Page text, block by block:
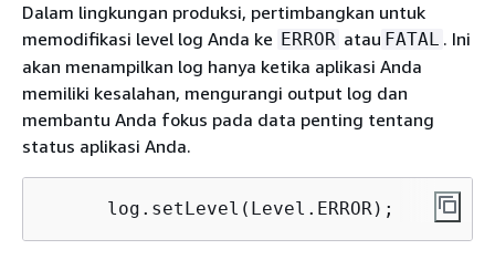
Dalam lingkungan produksi, pertimbangkan untuk
memodifikasi level log Anda ke ERROR atau FATAL . Ini
akan menampilkan log hanya ketika aplikasi Anda
memiliki kesalahan, mengurangi output log dan
membantu Anda fokus pada data penting tentang
status aplikasi Anda.
      log.setLevel(Level.ERROR);